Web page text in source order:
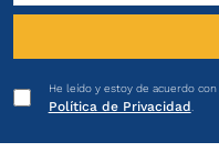
He leído y estoy de acuerdo con
Política de Privacidad